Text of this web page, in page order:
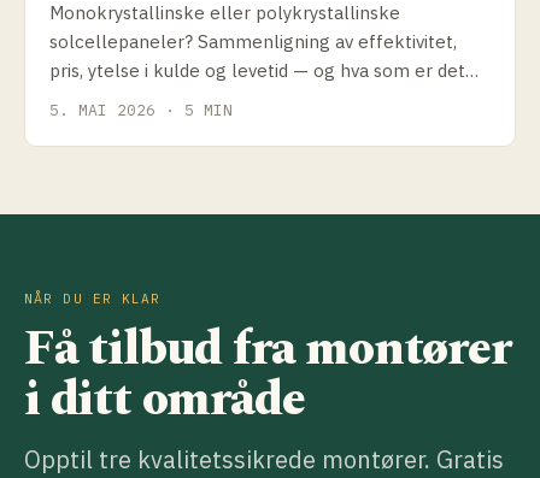
Monokrystallinske eller polykrystallinske
solcellepaneler? Sammenligning av effektivitet,
pris, ytelse i kulde og levetid — og hva som er det
riktige valget for norske forhold i 2026.
5. MAI 2026 · 5 MIN
NÅR DU ER KLAR
Få tilbud fra montører
i ditt område
Opptil tre kvalitetssikrede montører. Gratis